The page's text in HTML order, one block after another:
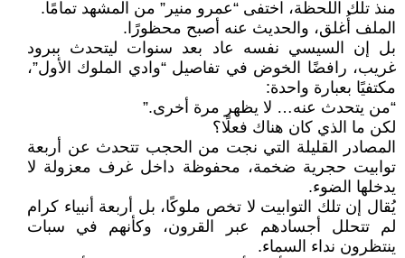
منذ تلك اللحظة، اختفى “عمرو منير” من المشهد تمامًا.
الملف أُغلق، والحديث عنه أصبح محظورًا.
بل إن السيسي نفسه عاد بعد سنوات ليتحدث ببرود
غريب، رافضًا الخوض في تفاصيل “وادي الملوك الأول”،
مكتفيًا بعبارة واحدة:
“من يتحدث عنه… لا يظهر مرة أخرى.”
لكن ما الذي كان هناك فعلًا؟
المصادر القليلة التي نجت من الحجب تتحدث عن أربعة
توابيت حجرية ضخمة، محفوظة داخل غرف معزولة لا
يدخلها الضوء.
يُقال إن تلك التوابيت لا تخص ملوكًا، بل أربعة أنبياء كرام
لم تتحلل أجسادهم عبر القرون، وكأنهم في سبات
ينتظرون نداء السماء.